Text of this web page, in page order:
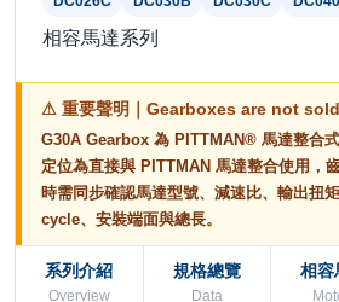
相容馬達系列
⚠ 重要聲明｜Gearboxes are not
G30A Gearbox 為 PITTMAN® 馬達整合
定位為直接與 PITTMAN 馬達整合使用，
時需同步確認馬達型號、減速比、輸出扭
cycle、安裝端面與總長。
系列介紹
Overview
規格總覽
Data
相容